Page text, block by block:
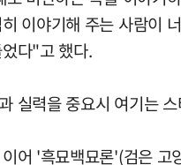
이야기해 주는 사람이
다"고 했다.
실력을 중요시 여기는
어 '흑묘백묘론'(검은 고